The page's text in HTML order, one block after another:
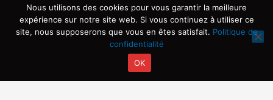
Copyright © 2026 | Propulsé par ARVIA
Nous utilisons des cookies pour vous garantir la meilleure
expérience sur notre site web. Si vous continuez à utiliser ce
site, nous supposerons que vous en êtes satisfait. Politique de
confidentialité
OK